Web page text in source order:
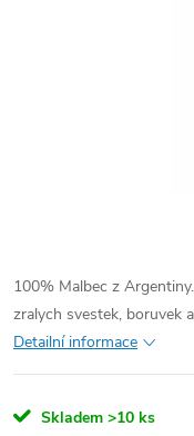
100% Malbec z
zralych svestek, boruvek
Detailní informace
Skladem >10 ks